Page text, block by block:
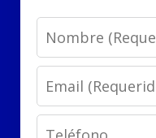
Name
Email
Phone